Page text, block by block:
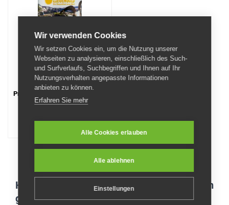
Premium-Ziegenvollmilchpulver
32
Haben Sie Fragen, oder sind Wünsche offen
geblieben!?
Wir verwenden Cookies
Wir setzen Cookies ein, um die Nutzung unserer
Webseiten zu analysieren, einschließlich des Such-
und Surfverlaufs, Suchbegriffen und Ihnen auf Ihr
Nutzungsverhalten angepasste Informationen
anbieten zu können.
Erfahren Sie mehr
Alle Cookies erlauben
Alle ablehnen
Einstellungen